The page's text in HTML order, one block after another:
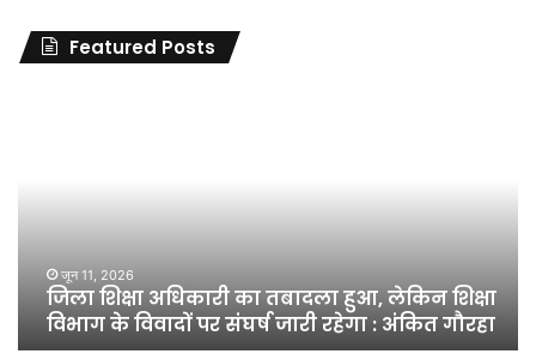
Featured Posts
विभाग
विवादों
जून 11, 2026
जिला शिक्षा अधिकारी का तबादला हुआ, लेकिन शिक्षा
विभाग के विवादों पर संघर्ष जारी रहेगा : अंकित गौरहा